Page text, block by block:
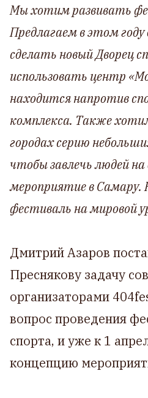
Мы хотим развивать
Предлагаем в этом
сделать новый Дворец
использовать центр
находится напротив
комплекса. Также
городах серию
чтобы завлечь людей на
мероприятие в Самару.
фестиваль на мировой
Дмитрий Азаров
Преснякову задачу
организаторами
вопрос проведения
спорта, и уже к 1
концепцию